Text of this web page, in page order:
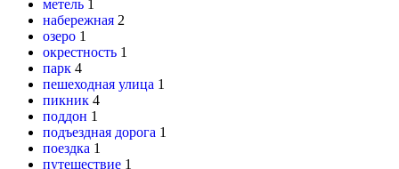
метель 1
набережная 2
озеро 1
окрестность 1
парк 4
пешеходная улица 1
пикник 4
поддон 1
подъездная дорога 1
поездка 1
путешествие 1